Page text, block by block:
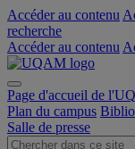
Accéder au contenu
recherche
Accéder au contenu
Page d'accueil de
Plan du campus
Salle de presse